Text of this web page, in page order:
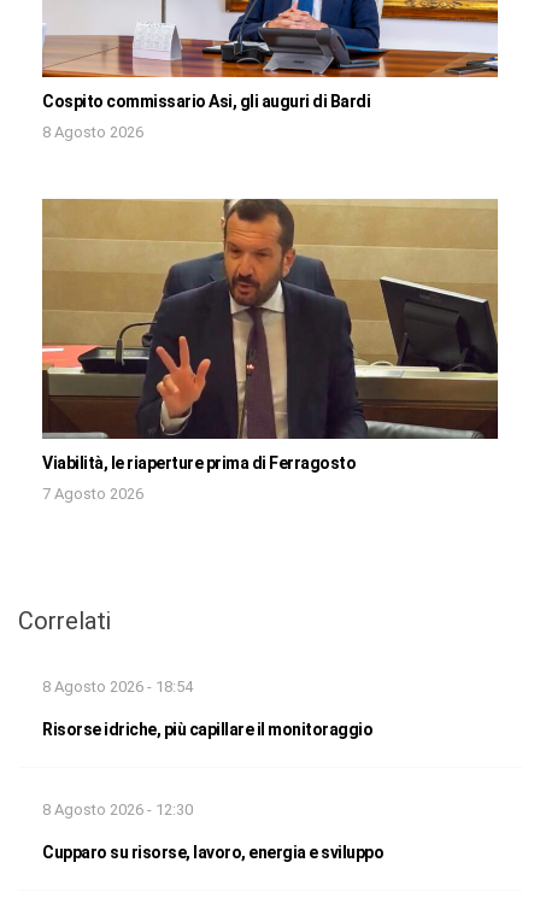
Cospito commissario Asi, gli auguri di Bardi
8 Agosto 2026
Viabilità, le riaperture prima di Ferragosto
7 Agosto 2026
Correlati
8 Agosto 2026 - 18:54
Risorse idriche, più capillare il monitoraggio
8 Agosto 2026 - 12:30
Cupparo su risorse, lavoro, energia e sviluppo